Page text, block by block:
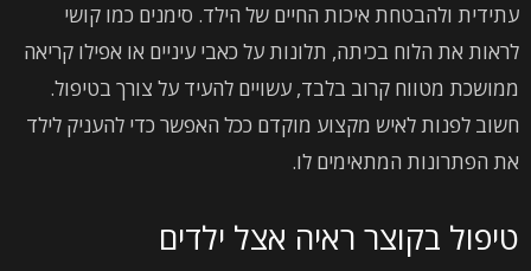
עתידית ולהבטחת איכות החיים של הילד. סימנים כמו קושי
לראות את הלוח בכיתה, תלונות על כאבי עיניים או אפילו קריאה
ממושכת מטווח קרוב בלבד, עשויים להעיד על צורך בטיפול.
חשוב לפנות לאיש מקצוע מוקדם ככל האפשר כדי להעניק לילד
את הפתרונות המתאימים לו.
טיפול בקוצר ראיה אצל ילדים